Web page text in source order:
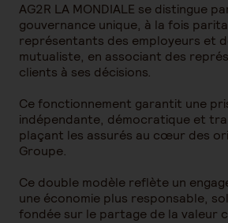
AG2R LA MONDIALE se distingue
gouvernance unique, à la fois
représentants des employeurs et
mutualiste, en associant des
clients à ses décisions.
Ce fonctionnement garantit une
indépendante, démocratique et
plaçant les assurés au cœur des
Groupe.
Ce double modèle reflète un
une économie plus responsable,
fondée sur le partage de la valeur